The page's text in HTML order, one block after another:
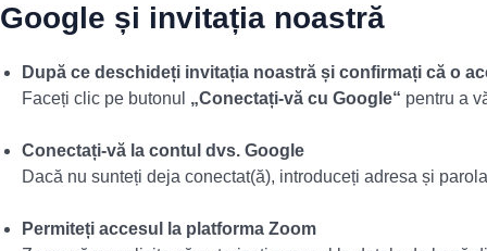
Google și invitația noastră
După ce deschideți invitația noastră și confirmați că o
Faceți clic pe butonul „Conectați-vă cu Google“ pentru a
Conectați-vă la contul dvs. Google
Dacă nu sunteți deja conectat(ă), introduceți adresa și
Permiteți accesul la platforma Zoom